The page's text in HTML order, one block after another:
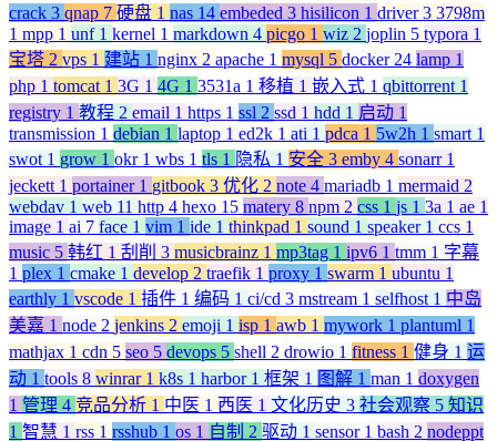
crack 3 qnap 7 硬盘 1 nas 14 embeded 3 hisilicon 1 driver3 3798m
1 mpp 1 unf 1 kernel 1 markdown 4 picgo 1 wiz 2 joplin 5 typora 1
宝塔 2 vps 1 建站 1 nginx 2 apache 1 mysql 5 docker 24 lamp 1
php 1 tomcat 1 3G 1 4G 1 3531a 1 移植 1 嵌入式 1 qbittorrent 1
registry 1 教程 2 email 1 https 1 ssl 2 ssd 1 hdd 1 启动 1
transmission 1 debian 1 laptop 1 ed2k 1 ati 1 pdca 1 5w2h 1 smart 1
swot 1 grow 1 okr 1 wbs 1 tls 1 隐私 1 安全 3 emby 4 sonarr 1
jeckett 1 portainer 1 gitbook 3 优化 2 note 4 mariadb 1 mermaid 2
webdav 1 web 11 http 4 hexo 15 matery 8 npm 2 css 1 js 1 3a 1 ae 1
image 1 ai 7 face 1 vim 1 ide 1 thinkpad 1 sound 1 speaker 1 ccs 1
music 5 韩红 1 刮削 3 musicbrainz 1 mp3tag 1 ipv6 1 tmm 1 字幕
1 plex 1 cmake 1 develop 2 traefik 1 proxy 1 swarm 1 ubuntu 1
earthly 1 vscode 1 插件 1 编码 1 ci/cd 3 mstream 1 selfhost 1 中岛
美嘉 1 node 2 jenkins 2 emoji 1 isp 1 awb 1 mywork 1 plantuml 1
mathjax 1 cdn 5 seo 5 devops 5 shell 2 drowio 1 fitness 1 健身 1 运
动 1 tools 8 winrar 1 k8s 1 harbor 1 框架 1 图解 1 man 1 doxygen
1 管理 4 竞品分析 1 中医 1 西医 1 文化历史 3 社会观察 5 知识
1 智慧 1 rss 1 rsshub 1 os 1 自制 2 驱动 1 sensor 1 bash 2 nodeppt